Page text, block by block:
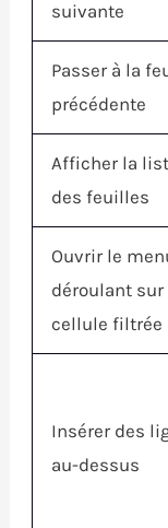
suivante
Passer à la
précédente
Afficher la
des feuilles
Ouvrir le
déroulant sur
cellule filtrée
Insérer des
au-dessus